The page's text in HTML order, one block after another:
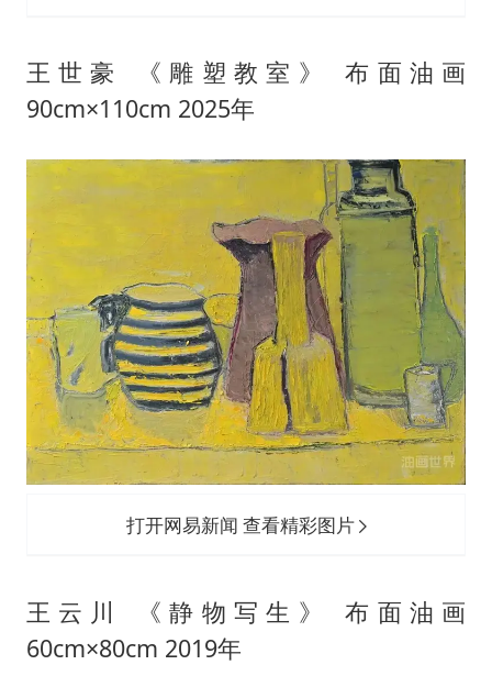
王世豪 《雕塑教室》 布面油画
90cm×110cm 2025年
打开网易新闻 查看精彩图片
王云川 《静物写生》 布面油画
60cm×80cm 2019年